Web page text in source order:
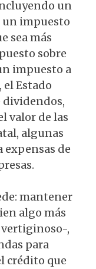
un
un impuesto
sea más
sobre
impuesto a
Estado
dividendos,
valor de las
algunas
expensas de
mantener
algo más
,
para
crédito que